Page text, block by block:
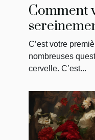
Comment
C’est votre
nombreuses
cervelle. C’est...